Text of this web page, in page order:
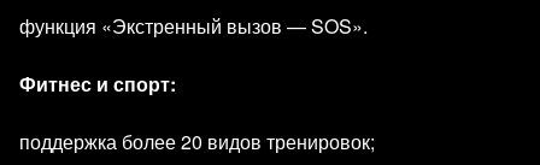
функция «Экстренный вызов — SOS».
Фитнес и спорт:
поддержка более 20 видов тренировок;